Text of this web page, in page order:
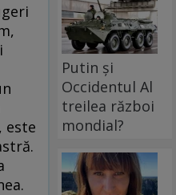
este
Putin și
Occidentul Al
treilea război
mondial?